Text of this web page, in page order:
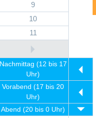
9
10
11
Nachmittag (12 bis 17
Uhr)
Vorabend (17 bis 20
Uhr)
Abend (20 bis 0 Uhr)